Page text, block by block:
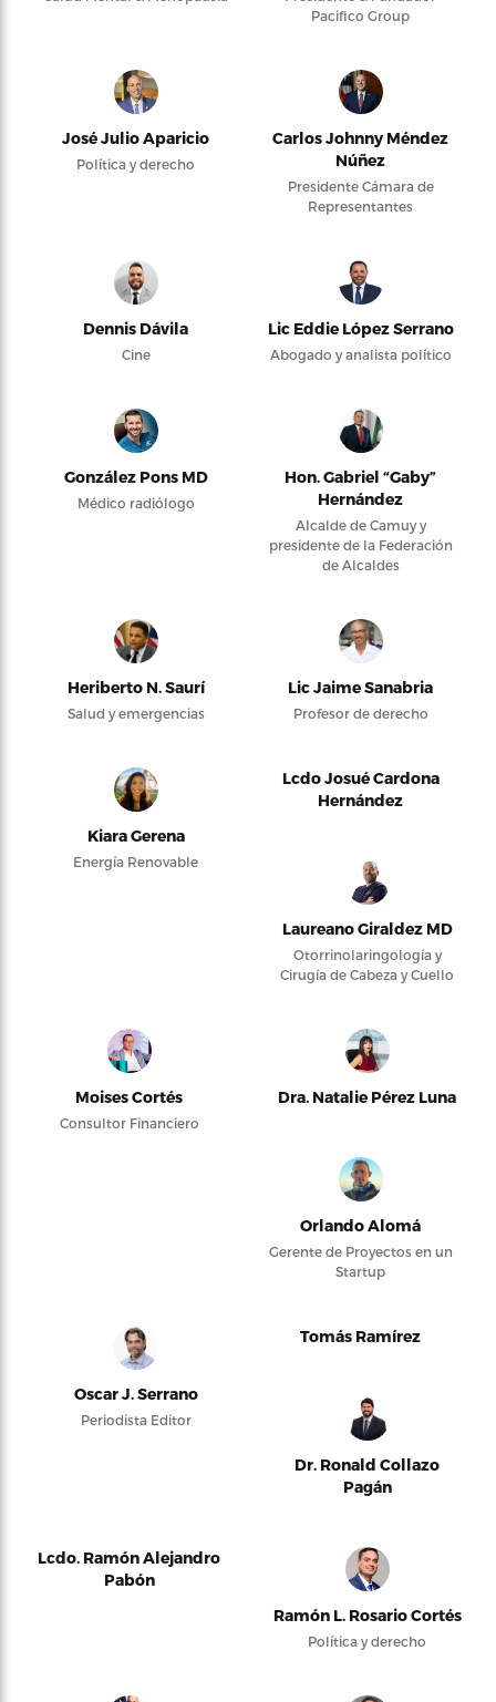
Pacifico Group
José Julio Aparicio
Política y derecho
Carlos Johnny Méndez
Núñez
Presidente Cámara de
Representantes
Dennis Dávila
Cine
Lic Eddie López Serrano
Abogado y analista político
González Pons MD
Médico radiólogo
Hon. Gabriel “Gaby”
Hernández
Alcalde de Camuy y
presidente de la Federación
de Alcaldes
Heriberto N. Saurí
Salud y emergencias
Lic Jaime Sanabria
Profesor de derecho
Kiara Gerena
Energía Renovable
Lcdo Josué Cardona
Hernández
Laureano Giraldez MD
Otorrinolaringología y
Cirugía de Cabeza y Cuello
Moises Cortés
Consultor Financiero
Dra. Natalie Pérez Luna
Orlando Alomá
Gerente de Proyectos en un
Startup
Oscar J. Serrano
Periodista Editor
Tomás Ramírez
Dr. Ronald Collazo
Pagán
Lcdo. Ramón Alejandro
Pabón
Ramón L. Rosario Cortés
Política y derecho